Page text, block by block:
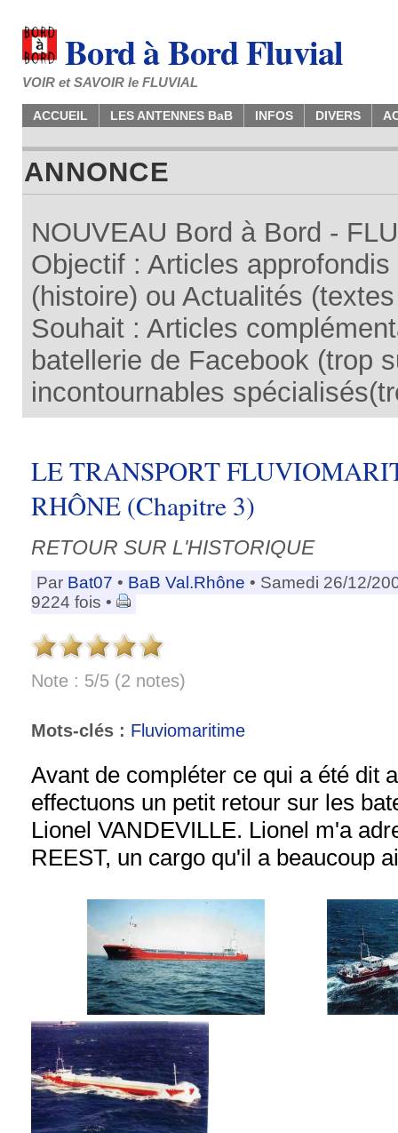
Bord à Bord Fluvial
VOIR et SAVOIR le FLUVIAL
ACCUEIL LES ANTENNES BaB INFOS DIVERS
ANNONCE
NOUVEAU Bord à Bord -
Objectif : Articles
(histoire) ou Actualités
Souhait : Articles
batellerie de Facebook (trop
incontournables
LE TRANSPORT
RHÔNE (Chapitre 3)
RETOUR SUR L'HISTORIQUE
Par Bat07 • BaB Val.Rhône • Samedi 26/12/
9224 fois •
Note : 5/5 (2 notes)
Mots-clés : Fluviomaritime
Avant de compléter ce qui a été dit
effectuons un petit retour sur les
Lionel VANDEVILLE. Lionel m'a
REEST, un cargo qu'il a beaucoup